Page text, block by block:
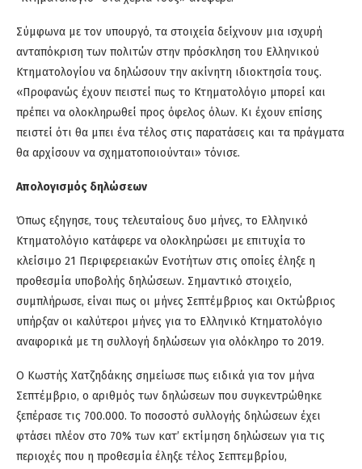
Σύμφωνα με τον υπουργό, τα στοιχεία δείχνουν μια ισχυρή
ανταπόκριση των πολιτών στην πρόσκληση του Ελληνικού
Κτηματολογίου να δηλώσουν την ακίνητη ιδιοκτησία τους.
«Προφανώς έχουν πειστεί πως το Κτηματολόγιο μπορεί και
πρέπει να ολοκληρωθεί προς όφελος όλων. Κι έχουν επίσης
πειστεί ότι θα μπει ένα τέλος στις παρατάσεις και τα πράγματα
θα αρχίσουν να σχηματοποιούνται» τόνισε.
Απολογισμός δηλώσεων
Όπως εξηγησε, τους τελευταίους δυο μήνες, το Ελληνικό
Κτηματολόγιο κατάφερε να ολοκληρώσει με επιτυχία το
κλείσιμο 21 Περιφερειακών Ενοτήτων στις οποίες έληξε η
προθεσμία υποβολής δηλώσεων. Σημαντικό στοιχείο,
συμπλήρωσε, είναι πως οι μήνες Σεπτέμβριος και Οκτώβριος
υπήρξαν οι καλύτεροι μήνες για το Ελληνικό Κτηματολόγιο
αναφορικά με τη συλλογή δηλώσεων για ολόκληρο το 2019.
Ο Κωστής Χατζηδάκης σημείωσε πως ειδικά για τον μήνα
Σεπτέμβριο, ο αριθμός των δηλώσεων που συγκεντρώθηκε
ξεπέρασε τις 700.000. Το ποσοστό συλλογής δηλώσεων έχει
φτάσει πλέον στο 70% των κατ’ εκτίμηση δηλώσεων για τις
περιοχές που η προθεσμία έληξε τέλος Σεπτεμβρίου,